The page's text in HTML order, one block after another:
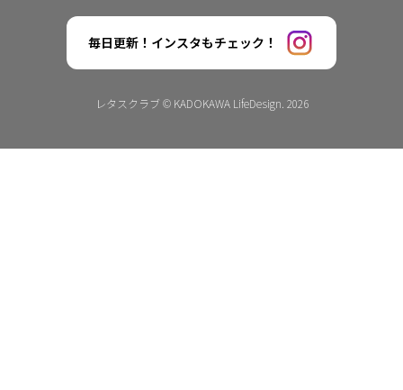
毎日更新！インスタもチェック！
レタスクラブ © KADOKAWA LifeDesign. 2026